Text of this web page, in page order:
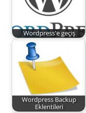
Wordpress'e geçiş
Wordpress Backup
Eklentileri